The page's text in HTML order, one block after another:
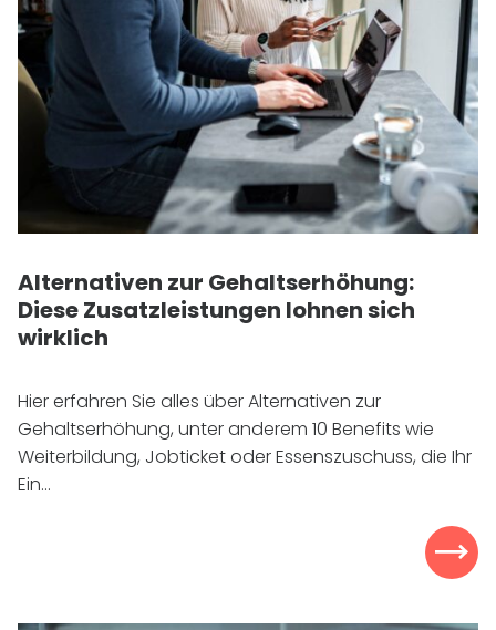
Alternativen zur Gehaltserhöhung:
Diese Zusatzleistungen lohnen sich
wirklich
Hier erfahren Sie alles über Alternativen zur
Gehaltserhöhung, unter anderem 10 Benefits wie
Weiterbildung, Jobticket oder Essenszuschuss, die Ihr
Ein...